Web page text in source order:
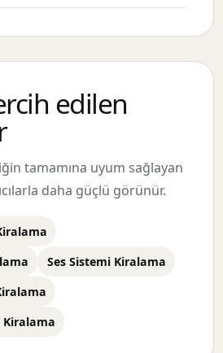
edilen
tamamına uyum sağlayan
daha güçlü görünür.
Ses Sistemi Kiralama
Kiralama